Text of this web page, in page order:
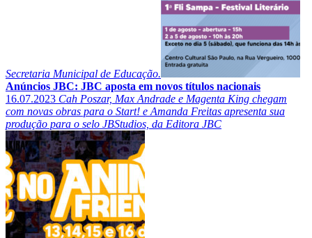
Secretaria Municipal de Educação.
Anúncios JBC: JBC aposta em novos títulos nacionais
16.07.2023 Cah Poszar, Max Andrade e Magenta King chegam
com novas obras para o Start! e Amanda Freitas apresenta sua
produção para o selo JBStudios, da Editora JBC